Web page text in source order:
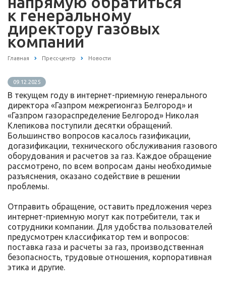
к генеральному
директору газовых
компаний
Главная Пресс-центр Новости
09.12.2025
В текущем году в интернет-приемную генерального
директора «Газпром межрегионгаз Белгород» и
«Газпром газораспределение Белгород» Николая
Клепикова поступили десятки обращений.
Большинство вопросов касалось газификации,
догазификации, технического обслуживания газового
оборудования и расчетов за газ. Каждое обращение
рассмотрено, по всем вопросам даны необходимые
разъяснения, оказано содействие в решении
проблемы.
Отправить обращение, оставить предложения через
интернет-приемную могут как потребители, так и
сотрудники компании. Для удобства пользователей
предусмотрен классификатор тем и вопросов:
поставка газа и расчеты за газ, производственная
безопасность, трудовые отношения, корпоративная
этика и другие.